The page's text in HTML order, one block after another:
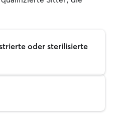
oder sterilisierte